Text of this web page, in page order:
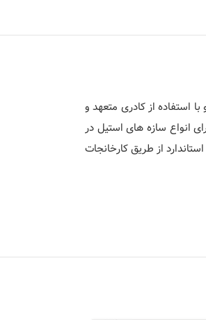
استفاده از کادری متعهد و
انواع سازه های استیل در
از طریق کارخانجات